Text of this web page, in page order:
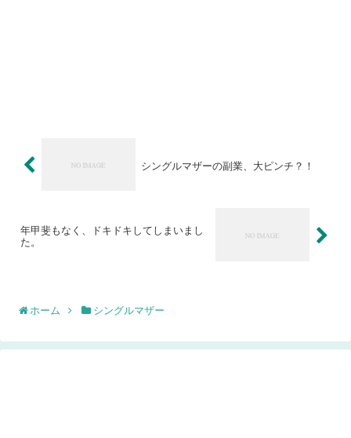
シングルマザーの副業、大ピンチ？！
年甲斐もなく、ドキドキしてしまいまし
た。
ホーム シングルマザー